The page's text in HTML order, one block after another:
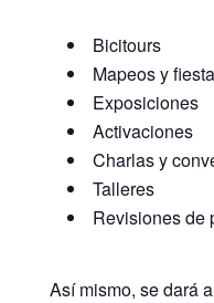
Bicitours
Mapeos y
Exposiciones
Activaciones
Charlas y
Talleres
Revisiones de
Así mismo, se dará